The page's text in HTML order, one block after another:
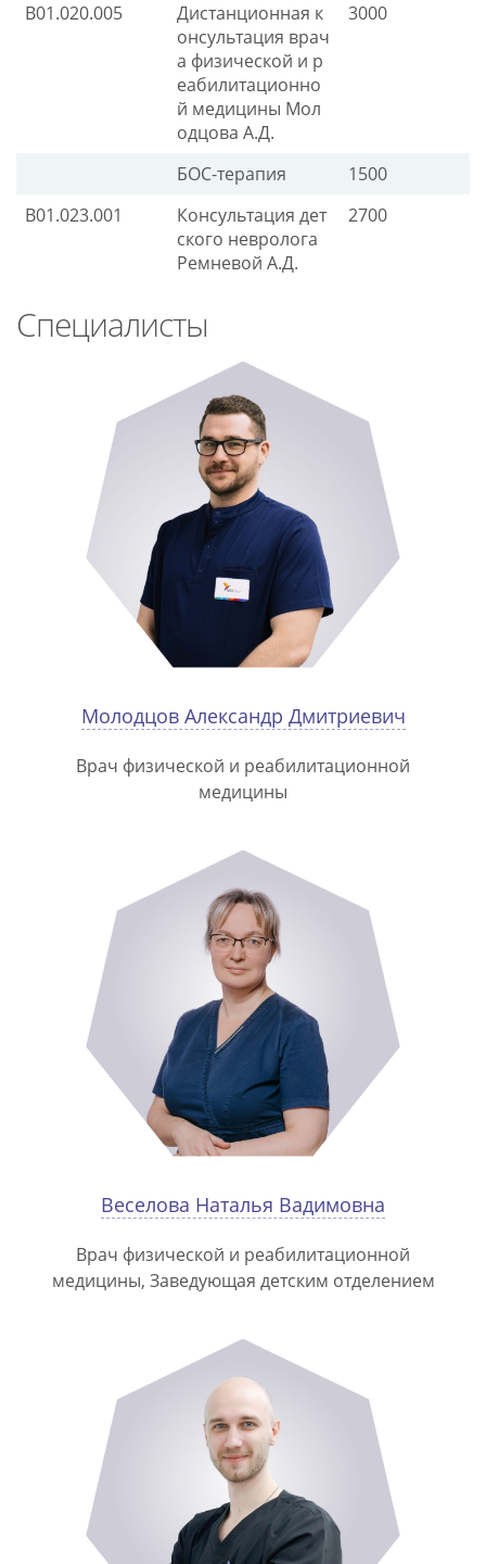
В01.020.005
Дистанционная к
онсультация врач
а физической и р
еабилитационно
й медицины Мол
одцова А.Д.
3000
БОС-терапия
1500
B01.023.001
Консультация дет
ского невролога
Ремневой А.Д.
2700
Специалисты
Молодцов Александр Дмитриевич
Врач физической и реабилитационной
медицины
Веселова Наталья Вадимовна
Врач физической и реабилитационной
медицины, Заведующая детским отделением